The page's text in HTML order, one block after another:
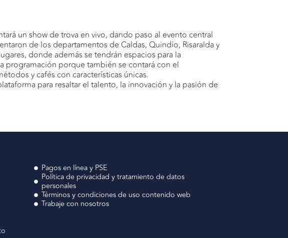
un show de trova en vivo, dando paso al evento central
de los departamentos de Caldas, Quindío, Risaralda y
donde además se tendrán espacios para la
programación porque también se contará con el
y cafés con características únicas.
para resaltar el talento, la innovación y la pasión de
Pagos en línea y PSE
Política de privacidad y tratamiento de datos
personales
Términos y condiciones de uso contenido web
Trabaje con nosotros